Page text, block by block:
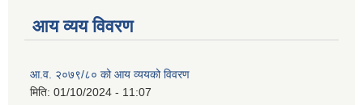
आय व्यय विवरण
आ.व. २०७९/८० को आय व्ययको विवरण
मिति: 01/10/2024 - 11:07